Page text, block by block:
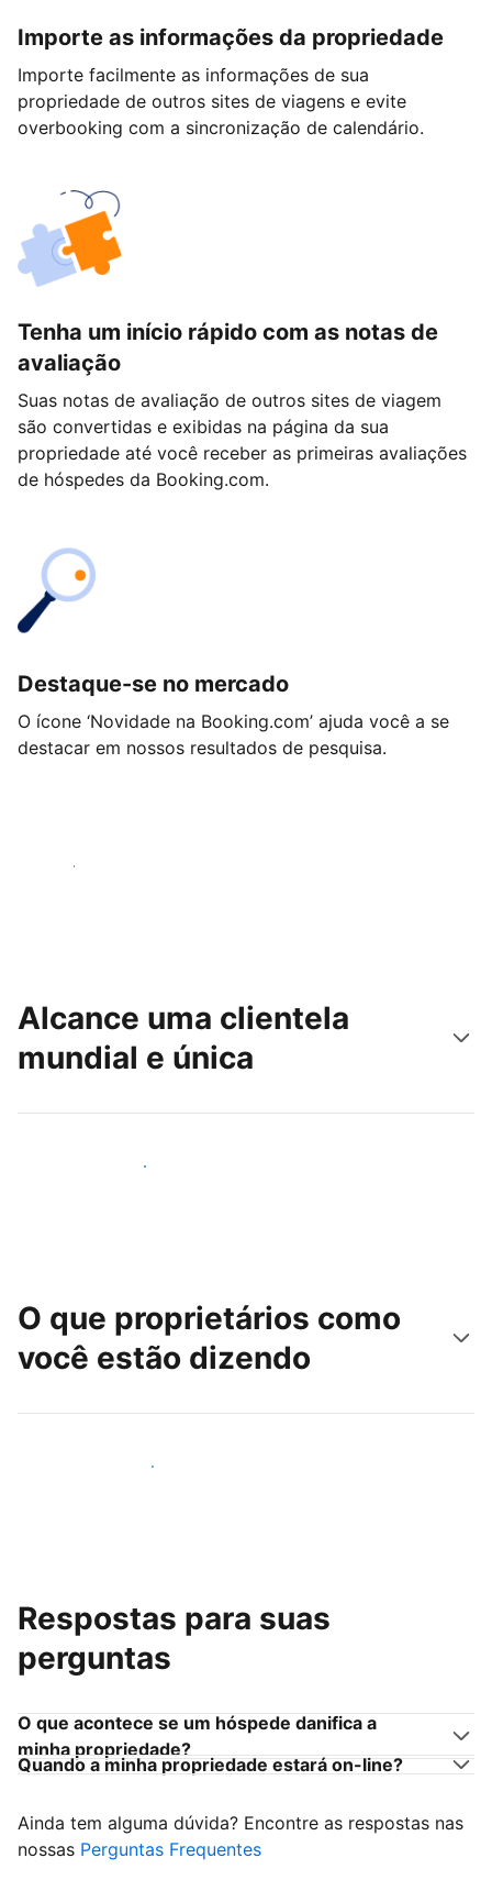
Importe as informações da propriedade
Importe facilmente as informações de sua
propriedade de outros sites de viagens e evite
overbooking com a sincronização de calendário.
Tenha um início rápido com as notas de
avaliação
Suas notas de avaliação de outros sites de viagem
são convertidas e exibidas na página da sua
propriedade até você receber as primeiras avaliações
de hóspedes da Booking.com.
Destaque-se no mercado
O ícone ‘Novidade na Booking.com’ ajuda você a se
destacar em nossos resultados de pesquisa.
Começar
Alcance uma clientela
mundial e única
Alcançar novos hóspedes
O que proprietários como
você estão dizendo
Junte-se a outros anfitriões
Respostas para suas
perguntas
O que acontece se um hóspede danifica a
minha propriedade?
Quando a minha propriedade estará on-line?
Ainda tem alguma dúvida? Encontre as respostas nas
nossas Perguntas Frequentes